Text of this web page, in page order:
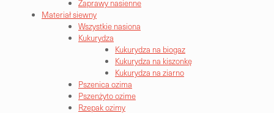
Zaprawy nasienne
Materiał siewny
Wszystkie nasiona
Kukurydza
Kukurydza na biogaz
Kukurydza na kiszonkę
Kukurydza na ziarno
Pszenica ozima
Pszenżyto ozime
Rzepak ozimy